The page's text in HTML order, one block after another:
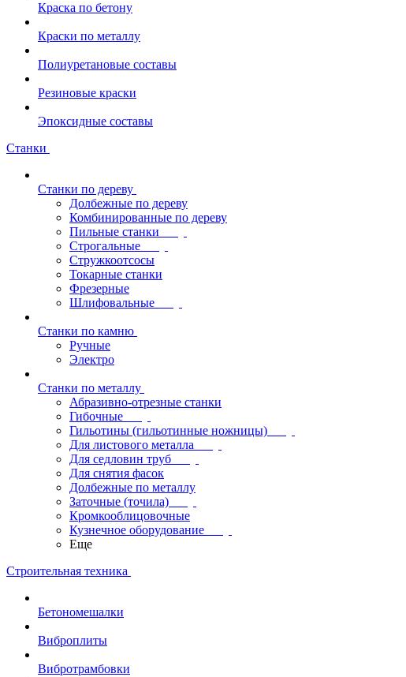
Краска по бетону
Краски по металлу
Полиуретановые составы
Резиновые краски
Эпоксидные составы
Станки
Станки по дереву
Долбежные по дереву
Комбинированные по дереву
Пильные станки
Строгальные
Стружкоотсосы
Токарные станки
Фрезерные
Шлифовальные
Станки по камню
Ручные
Электро
Станки по металлу
Абразивно-отрезные станки
Гибочные
Гильотины (гильотинные ножницы)
Для листового металла
Для седловин труб
Для снятия фасок
Долбежные по металлу
Заточные (точила)
Кромкооблицовочные
Кузнечное оборудование
Еще
Строительная техника
Бетономешалки
Виброплиты
Вибротрамбовки